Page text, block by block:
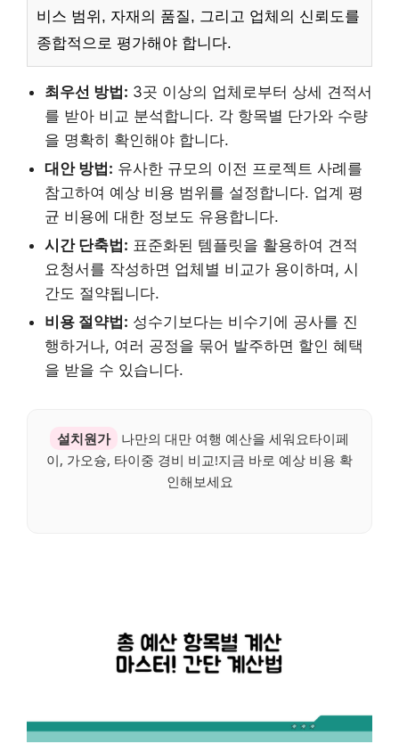
비스 범위, 자재의 품질, 그리고 업체의 신뢰도를
종합적으로 평가해야 합니다.
최우선 방법: 3곳 이상의 업체로부터 상세 견적서
를 받아 비교 분석합니다. 각 항목별 단가와 수량
을 명확히 확인해야 합니다.
대안 방법: 유사한 규모의 이전 프로젝트 사례를
참고하여 예상 비용 범위를 설정합니다. 업계 평
균 비용에 대한 정보도 유용합니다.
시간 단축법: 표준화된 템플릿을 활용하여 견적
요청서를 작성하면 업체별 비교가 용이하며, 시
간도 절약됩니다.
비용 절약법: 성수기보다는 비수기에 공사를 진
행하거나, 여러 공정을 묶어 발주하면 할인 혜택
을 받을 수 있습니다.
설치원가
나만의 대만 여행 예산을 세워요타이페
이, 가오슝, 타이중 경비 비교!지금 바로 예상 비용 확
인해보세요